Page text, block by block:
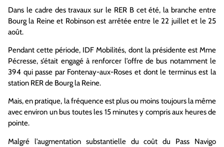
Dans le cadre des travaux sur le RER B cet été, la branche entre
Bourg la Reine et Robinson est arrêtée entre le 22 juillet et le 25
août.
Pendant cette période, IDF Mobilités, dont la présidente est Mme
Pécresse, s’était engagé à renforcer l’offre de bus notamment le
394 qui passe par Fontenay-aux-Roses et dont le terminus est la
station RER de Bourg la Reine.
Mais, en pratique, la fréquence est plus ou moins toujours la même
avec environ un bus toutes les 15 minutes y compris aux heures de
pointe.
Malgré l’augmentation substantielle du coût du Pass Navigo